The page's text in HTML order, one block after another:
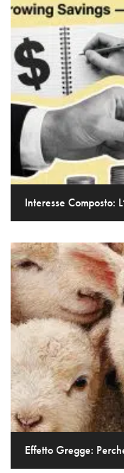
Interesse Composto:
Effetto Gregge: